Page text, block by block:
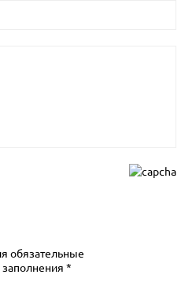
обязательные
заполнения *